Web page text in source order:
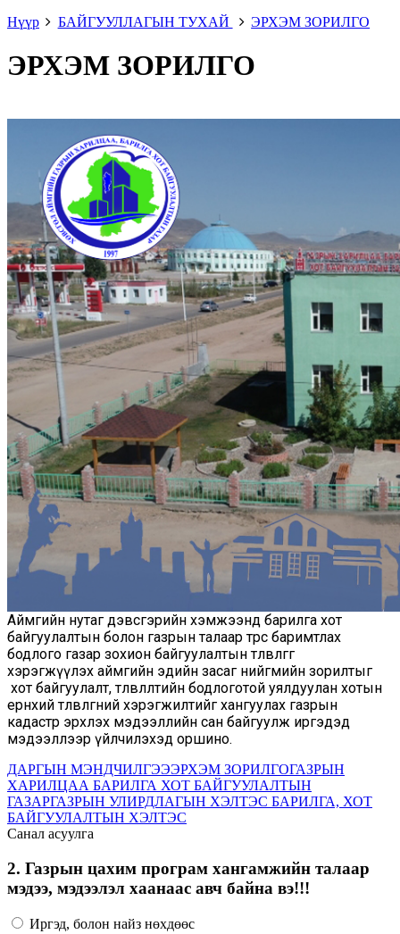
Нүүр
БАЙГУУЛЛАГЫН ТУХАЙ ЭРХЭМ ЗОРИЛГО
ЭРХЭМ ЗОРИЛГО
Аймгийн нутаг дэвсгэрийн хэмжээнд барилга хот
байгуулалтын болон газрын талаар төрөөс баримтлах
бодлого газар зохион байгуулалтын төлөвлөгөөг
хэрэгжүүлэх аймгийн эдийн засаг нийгмийн зорилтыг
хот байгуулалт, төлөвлөлтийн бодлоготой уялдуулан хотын
ерөнхий төлөвлөгөөний хэрэгжилтийг хангуулах газрын
кадастр эрхлэх мэдээллийн сан байгуулж иргэдэд
мэдээллээр үйлчилэхэд оршино.
ДАРГЫН МЭНДЧИЛГЭЭЭРХЭМ ЗОРИЛГОГАЗРЫН
ХАРИЛЦАА БАРИЛГА ХОТ БАЙГУУЛАЛТЫН
ГАЗАРГАЗРЫН УЛИРДЛАГЫН ХЭЛТЭС БАРИЛГА, ХОТ
БАЙГУУЛАЛТЫН ХЭЛТЭС
Санал асуулга
2. Газрын цахим програм хангамжийн талаар
мэдээ, мэдээлэл хаанаас авч байна вэ!!!
Иргэд, болон найз нөхдөөс